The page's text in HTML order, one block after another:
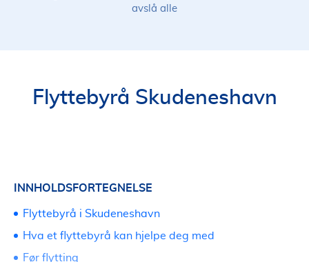
avslå alle
Flyttebyrå Skudeneshavn
INNHOLDSFORTEGNELSE
Flyttebyrå i Skudeneshavn
Hva et flyttebyrå kan hjelpe deg med
Før flytting